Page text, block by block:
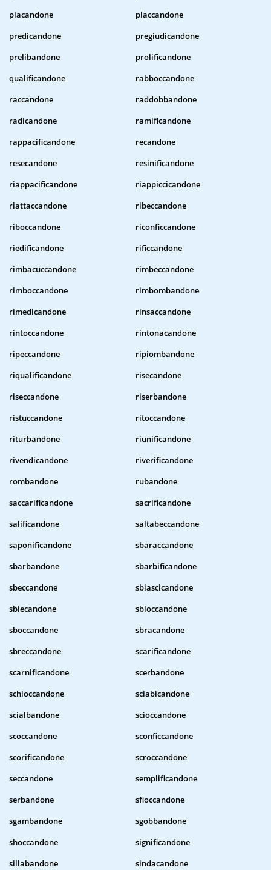
placandone
placcandone
predicandone
pregiudicandone
prelibandone
prolificandone
qualificandone
rabboccandone
raccandone
raddobbandone
radicandone
ramificandone
rappacificandone
recandone
resecandone
resinificandone
riappacificandone
riappiccicandone
riattaccandone
ribeccandone
riboccandone
riconficcandone
riedificandone
rificcandone
rimbacuccandone
rimbeccandone
rimboccandone
rimbombandone
rimedicandone
rinsaccandone
rintoccandone
rintonacandone
ripeccandone
ripiombandone
riqualificandone
risecandone
riseccandone
riserbandone
ristuccandone
ritoccandone
riturbandone
riunificandone
rivendicandone
riverificandone
rombandone
rubandone
saccarificandone
sacrificandone
salificandone
saltabeccandone
saponificandone
sbaraccandone
sbarbandone
sbarbificandone
sbeccandone
sbiascicandone
sbiecandone
sbloccandone
sboccandone
sbracandone
sbreccandone
scarificandone
scarnificandone
scerbandone
schioccandone
sciabicandone
scialbandone
scioccandone
scoccandone
sconficcandone
scorificandone
scroccandone
seccandone
semplificandone
serbandone
sfioccandone
sgambandone
sgobbandone
shoccandone
significandone
sillabandone
sindacandone